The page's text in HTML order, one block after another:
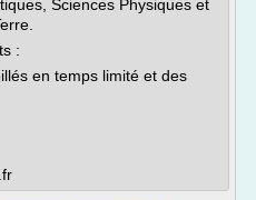
Sciences Physiques et
:
en temps limité et des